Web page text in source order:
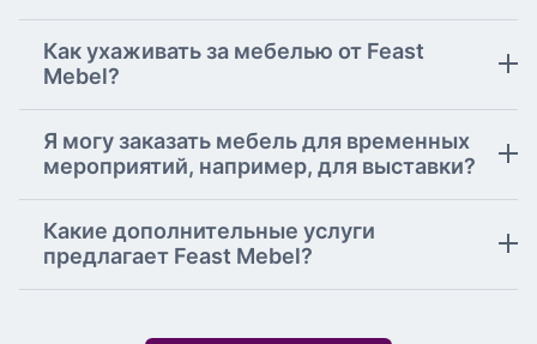
Как ухаживать за мебелью от Feast
Mebel?
Я могу заказать мебель для временных
мероприятий, например, для выставки?
Какие дополнительные услуги
предлагает Feast Mebel?